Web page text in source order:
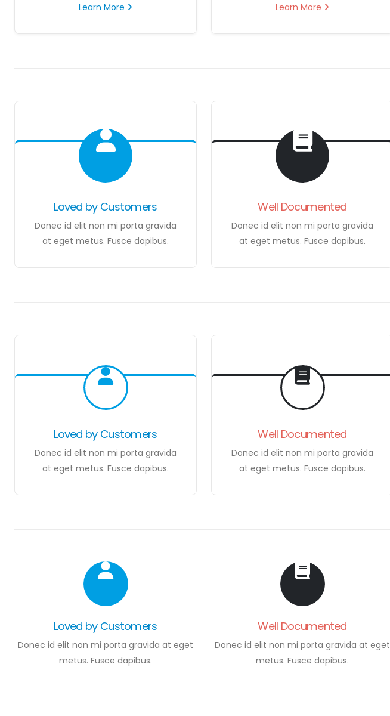
Learn More Learn More
Loved by Customers
Donec id elit non mi porta gravida
at eget metus. Fusce dapibus.
Well Documented
Donec id elit non mi porta gravida
at eget metus. Fusce dapibus.
Loved by Customers
Donec id elit non mi porta gravida
at eget metus. Fusce dapibus.
Well Documented
Donec id elit non mi porta gravida
at eget metus. Fusce dapibus.
Loved by Customers
Donec id elit non mi porta gravida at eget
metus. Fusce dapibus.
Well Documented
Donec id elit non mi porta gravida at eget
metus. Fusce dapibus.